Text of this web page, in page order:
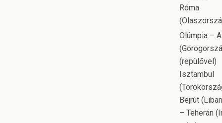
Róma
Olümpia –
(repülővel)
Isztambul
Bejrút
– Teherán